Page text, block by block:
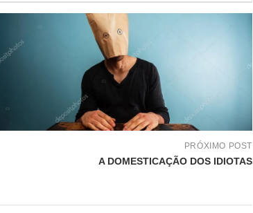
PRÓXIMO POST
A DOMESTICAÇÃO DOS IDIOTAS